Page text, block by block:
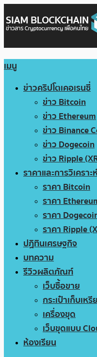
เมนู
ข่าวคริปโตเคอเรนซี่
ข่าว Bitcoin
ข่าว Ethereum
ข่าว Binance
ข่าว Dogecoin
ข่าว Ripple
ราคาและการวิเคราะ
ราคา Bitcoin
ราคา
ราคา
ราคา Ripple
ปฏิทินเศรษฐกิจ
บทความ
รีวิวผลิตภัณฑ์
เว็บซื้อขาย
กระเป๋าเก็บเห
เครื่องขุด
เว็บขุดแบบ
ห้องเรียน